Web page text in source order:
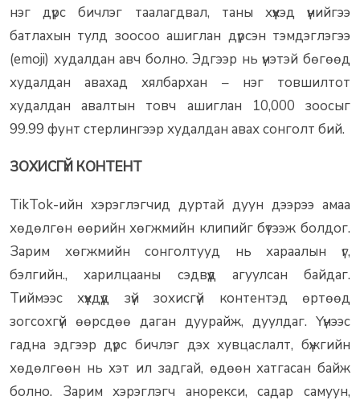
нэг дүрс бичлэг таалагдвал, таны хүүхэд үүнийгээ
батлахын тулд зоосоо ашиглан дүрсэн тэмдэглэгээ
(emoji) худалдан авч болно. Эдгээр нь үнэтэй бөгөөд
худалдан авахад хялбархан – нэг товшилтот
худалдан авалтын товч ашиглан 10,000 зоосыг
99.99 фунт стерлингээр худалдан авах сонголт бий.
ЗОХИСГҮЙ КОНТЕНТ
TikTok-ийн хэрэглэгчид дуртай дуун дээрээ амаа
хөдөлгөн өөрийн хөгжмийн клипийг бүтээж болдог.
Зарим хөгжмийн сонголтууд нь хараалын үг,
бэлгийн., харилцааны сэдвүүд агуулсан байдаг.
Тиймээс хүүхдүүд зүй зохисгүй контентэд өртөөд
зогсохгүй өөрсдөө даган дуурайж, дуулдаг. Үүнээс
гадна эдгээр дүрс бичлэг дэх хувцаслалт, бүжгийн
хөдөлгөөн нь хэт ил задгай, өдөөн хатгасан байж
болно. Зарим хэрэглэгч анорекси, садар самуун,